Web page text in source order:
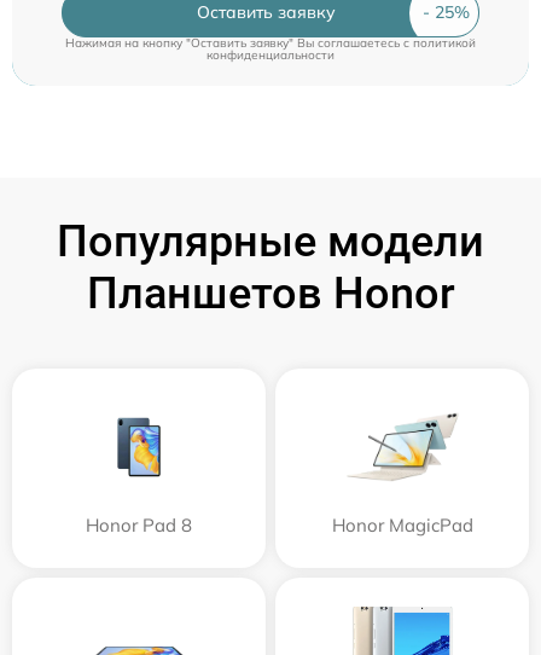
Оставить заявку
Нажимая на кнопку "Оставить заявку" Вы соглашаетесь cполитикой
конфиденциальности
Популярные модели
Планшетов Honor
Honor Pad 8 Honor MagicPad